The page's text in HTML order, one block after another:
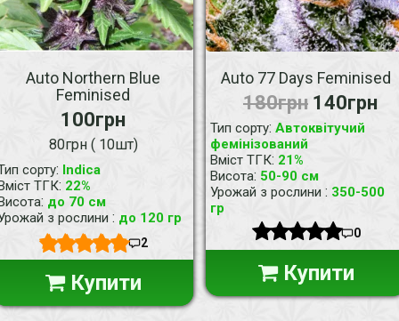
Auto Northern Blue
Feminised
100грн
80грн ( 10шт)
сорту: Indica
ТГК: 22%
: до 70 см
з рослини : до 120 гр
2
Купити
Auto 77 Days Feminised
180грн 140грн
Тип сорту: Автоквітучий
фемінізований
Вміст ТГК: 21%
Висота: 50-90 см
Урожай з рослини : 350-500
гр
0
Купити